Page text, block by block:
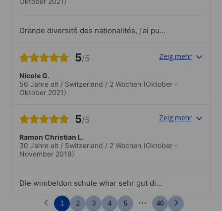
Grande diversité des nationalités, j'ai pu
sur la planète.
5/5 Zeig mehr
Nicole G.
56 Jahre alt / Switzerland / 2 Wochen (Oktober -
Oktober 2021)
5/5 Zeig mehr
Ramon Christian L.
30 Jahre alt / Switzerland / 2 Wochen (Oktober -
November 2018)
Die wimbeldon schule whar sehr gut die
auswahl gehabt
1 2 3 4 5 ... 40